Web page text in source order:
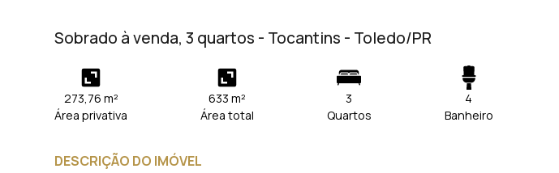
Sobrado à venda, 3 quartos - Tocantins - Toledo/PR
273,76 m²
Área privativa
633 m²
Área total
3
Quartos
4
Banheiro
DESCRIÇÃO DO IMÓVEL